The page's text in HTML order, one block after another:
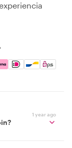
Pay, Google
1 year ago